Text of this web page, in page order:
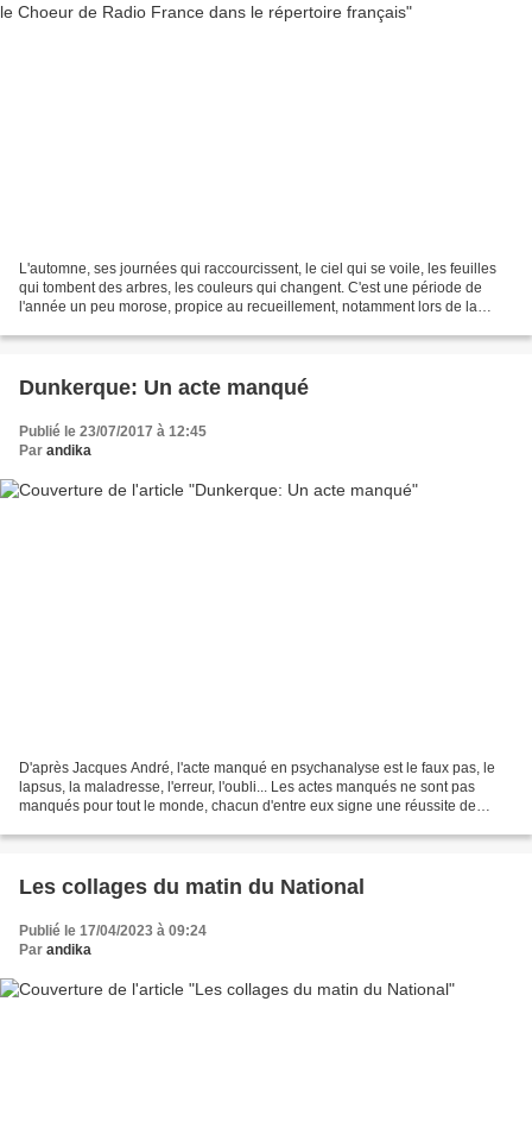
L'automne, ses journées qui raccourcissent, le ciel qui se voile, les feuilles
qui tombent des arbres, les couleurs qui changent. C'est une période de
l'année un peu morose, propice au recueillement, notamment lors de la
Dunkerque: Un acte manqué
Publié le 23/07/2017 à 12:45
Par andika
D'après Jacques André, l'acte manqué en psychanalyse est le faux pas, le
lapsus, la maladresse, l'erreur, l'oubli... Les actes manqués ne sont pas
manqués pour tout le monde, chacun d'entre eux signe une réussite de
Les collages du matin du National
Publié le 17/04/2023 à 09:24
Par andika